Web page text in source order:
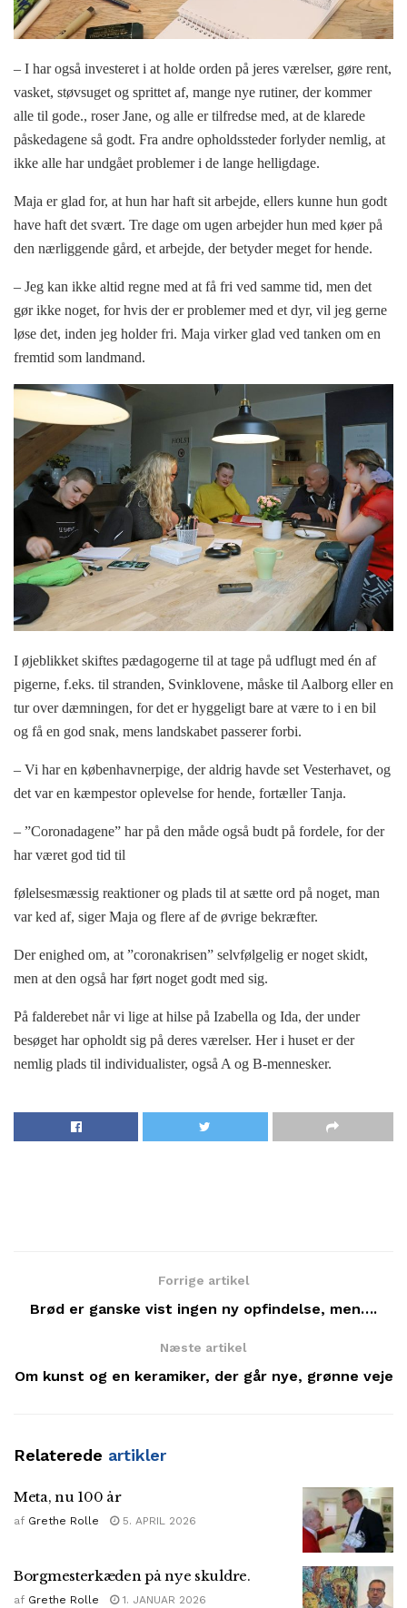
– I har også investeret i at holde orden på jeres værelser, gøre rent,
vasket, støvsuget og sprittet af, mange nye rutiner, der kommer
alle til gode., roser Jane, og alle er tilfredse med, at de klarede
påskedagene så godt. Fra andre opholdssteder forlyder nemlig, at
ikke alle har undgået problemer i de lange helligdage.
Maja er glad for, at hun har haft sit arbejde, ellers kunne hun godt
have haft det svært. Tre dage om ugen arbejder hun med køer på
den nærliggende gård, et arbejde, der betyder meget for hende.
– Jeg kan ikke altid regne med at få fri ved samme tid, men det
gør ikke noget, for hvis der er problemer med et dyr, vil jeg gerne
løse det, inden jeg holder fri. Maja virker glad ved tanken om en
fremtid som landmand.
I øjeblikket skiftes pædagogerne til at tage på udflugt med én af
pigerne, f.eks. til stranden, Svinklovene, måske til Aalborg eller en
tur over dæmningen, for det er hyggeligt bare at være to i en bil
og få en god snak, mens landskabet passerer forbi.
– Vi har en københavnerpige, der aldrig havde set Vesterhavet, og
det var en kæmpestor oplevelse for hende, fortæller Tanja.
– ”Coronadagene” har på den måde også budt på fordele, for der
har været god tid til
følelsesmæssig reaktioner og plads til at sætte ord på noget, man
var ked af, siger Maja og flere af de øvrige bekræfter.
Der enighed om, at ”coronakrisen” selvfølgelig er noget skidt,
men at den også har ført noget godt med sig.
På falderebet når vi lige at hilse på Izabella og Ida, der under
besøget har opholdt sig på deres værelser. Her i huset er der
nemlig plads til individualister, også A og B-mennesker.
Forrige artikel
Brød er ganske vist ingen ny opfindelse, men….
Næste artikel
Om kunst og en keramiker, der går nye, grønne veje
Relaterede artikler
Meta, nu 100 år
af Grethe Rolle 5. APRIL 2026
Borgmesterkæden på nye skuldre.
af Grethe Rolle 1. JANUAR 2026